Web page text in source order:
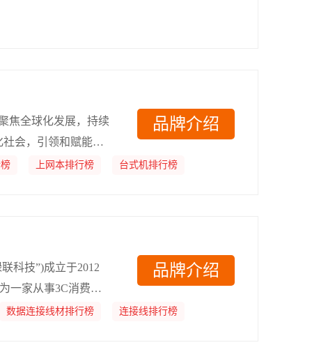
品牌介绍
焦全球化发展，持续
会，引领和赋能智
上网本排行榜 台式机排行榜
品牌介绍
科技”)成立于2012
一家从事3C消费电
新，不断推进产品
数据连接线材排行榜 连接线排行榜